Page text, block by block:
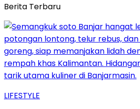
Berita Terbaru
LIFESTYLE